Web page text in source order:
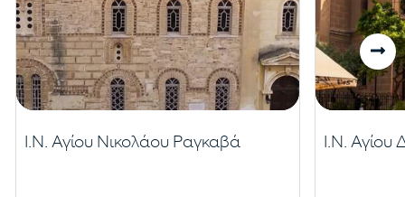
Ι.Ν. Αγίου Νικολάου Ραγκαβά Ι.Ν. Αγίου